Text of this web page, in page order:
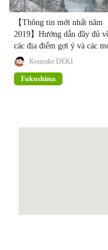
【Thông tin mới nhất năm
2019】Hướng dẫn đầy đủ
các địa điểm gợi ý và các
ăn ngon ở Fukushima!
Kousuke DEKI
Fukushima